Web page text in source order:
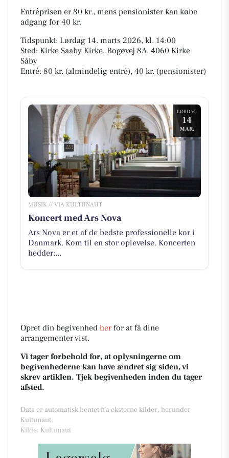
Entréprisen er 80 kr., mens pensionister kan købe
adgang for 40 kr.
Tidspunkt: Lørdag 14. marts 2026, kl. 14:00
Sted: Kirke Saaby Kirke, Bogøvej 8A, 4060 Kirke
Såby
Entré: 80 kr. (almindelig entré), 40 kr. (pensionister)
LØRDAG
14
MAR.
MUSIK // VIA KULTUNAUT
Koncert med Ars Nova
Ars Nova er et af de bedste professionelle kor i
Danmark. Kom til en stor oplevelse. Koncerten
hedder:...
Opret din begivenhed herfor at få dine
arrangementer vist.
Vi tager forbehold for, at oplysningerne om
begivenhederne kan have ændret sig siden, vi
skrev artiklen. Tjek begivenheden inden du tager
afsted.
Data er automatisk hentet fra eksterne kilder, herunder
Kultunaut.
Kilde: Kultunaut